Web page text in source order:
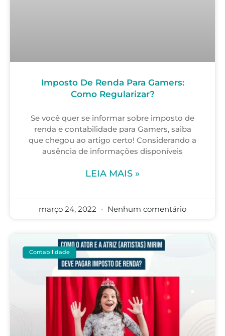
Imposto De Renda Para Gamers:
Como Regularizar?
Se você quer se informar sobre imposto de
renda e contabilidade para Gamers, saiba
que chegou ao artigo certo! Considerando a
ausência de informações disponíveis
LEIA MAIS »
março 24, 2022 Nenhum comentário
Contabilidade